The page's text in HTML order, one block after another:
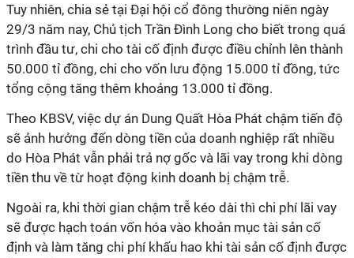
Tuy nhiên, chia sẻ tại Đại hội cổ đông thường niên ngày
29/3 năm nay, Chủ tịch Trần Đình Long cho biết trong quá
trình đầu tư, chi cho tài cố định được điều chỉnh lên thành
50.000 tỉ đồng, chi cho vốn lưu động 15.000 tỉ đồng, tức
tổng cộng tăng thêm khoảng 13.000 tỉ đồng.
Theo KBSV, việc dự án Dung Quất Hòa Phát chậm tiến độ
sẽ ảnh hưởng đến dòng tiền của doanh nghiệp rất nhiều
do Hòa Phát vẫn phải trả nợ gốc và lãi vay trong khi dòng
tiền thu về từ hoạt động kinh doanh bị chậm trễ.
Ngoài ra, khi thời gian chậm trễ kéo dài thì chi phí lãi vay
sẽ được hạch toán vốn hóa vào khoản mục tài sản cố
định và làm tăng chi phí khấu hao khi tài sản cố định được